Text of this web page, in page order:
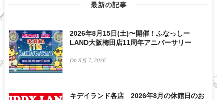
最新の記事
2026年8月15日(土)〜開催！ふなっしー
LAND大阪梅田店11周年アニバーサリー
On 8月 7, 2026
キデイランド各店 2026年8月の休館日のお